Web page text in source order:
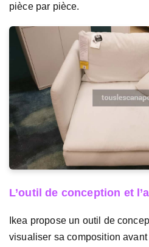
pièce par pièce.
L’outil de conception et
Ikea propose un outil de
visualiser sa composition avant